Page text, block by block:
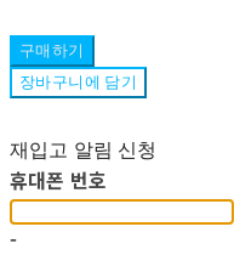
구매하기
장바구니에 담기
재입고 알림 신청
휴대폰 번호
-